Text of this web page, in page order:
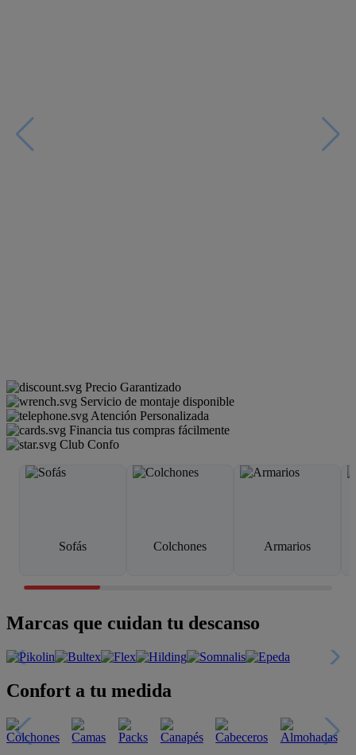
Precio Garantizado
Servicio de montaje disponible
Atención Personalizada
Financia tus compras fácilmente
Club Confo
Sofás Colchones Armarios
Marcas que cuidan tu descanso
Confort a tu medida